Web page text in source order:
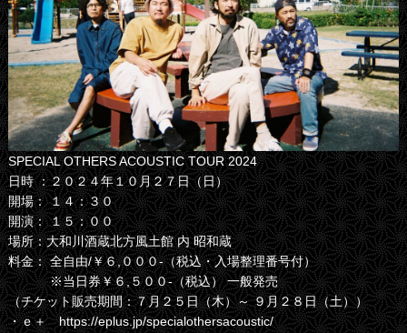
SPECIAL OTHERS ACOUSTIC TOUR 2024
日時 ：２０２４年１０月２７日（日）
開場： １４：３０
開演： １５：００
場所：大和川酒蔵北方風土館 内 昭和蔵
料金： 全自由/￥６,０００-（税込・入場整理番号付）
※当日券￥６,５００-（税込） 一般発売
（チケット販売期間：７月２５日（木）～ ９月２８日（土））
・ｅ＋ https://eplus.jp/specialothersacoustic/